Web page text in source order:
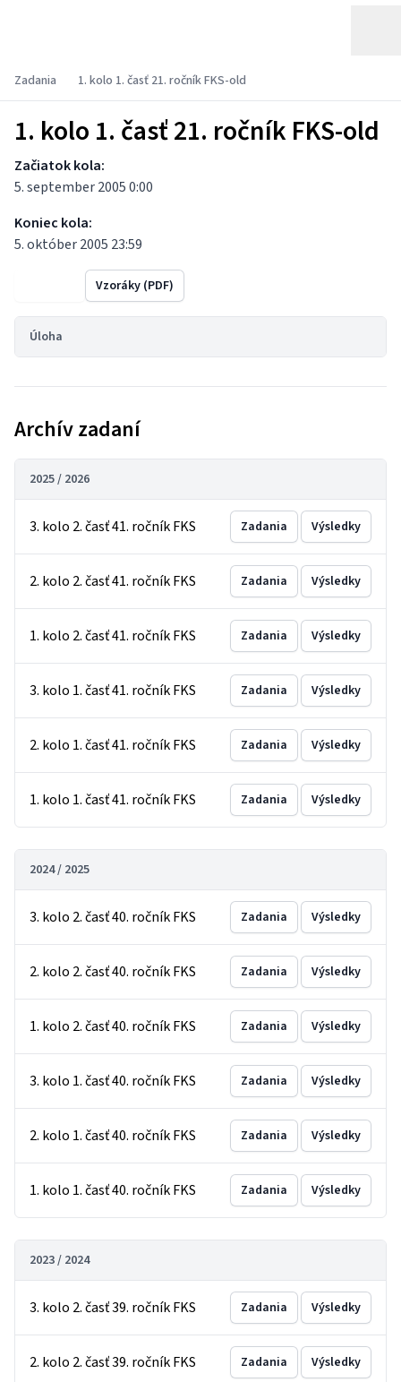
Zadania 1. kolo 1. časť 21. ročník FKS-old
1. kolo 1. časť 21. ročník FKS-old
Začiatok kola:
5. september 2005 0:00
Koniec kola:
5. október 2005 23:59
Vzoráky (PDF)
Úloha
Archív zadaní
2025 / 2026
3. kolo 2. časť 41. ročník FKS Zadania Výsledky
2. kolo 2. časť 41. ročník FKS Zadania Výsledky
1. kolo 2. časť 41. ročník FKS Zadania Výsledky
3. kolo 1. časť 41. ročník FKS Zadania Výsledky
2. kolo 1. časť 41. ročník FKS Zadania Výsledky
1. kolo 1. časť 41. ročník FKS Zadania Výsledky
2024 / 2025
3. kolo 2. časť 40. ročník FKS Zadania Výsledky
2. kolo 2. časť 40. ročník FKS Zadania Výsledky
1. kolo 2. časť 40. ročník FKS Zadania Výsledky
3. kolo 1. časť 40. ročník FKS Zadania Výsledky
2. kolo 1. časť 40. ročník FKS Zadania Výsledky
1. kolo 1. časť 40. ročník FKS Zadania Výsledky
2023 / 2024
3. kolo 2. časť 39. ročník FKS Zadania Výsledky
2. kolo 2. časť 39. ročník FKS Zadania Výsledky